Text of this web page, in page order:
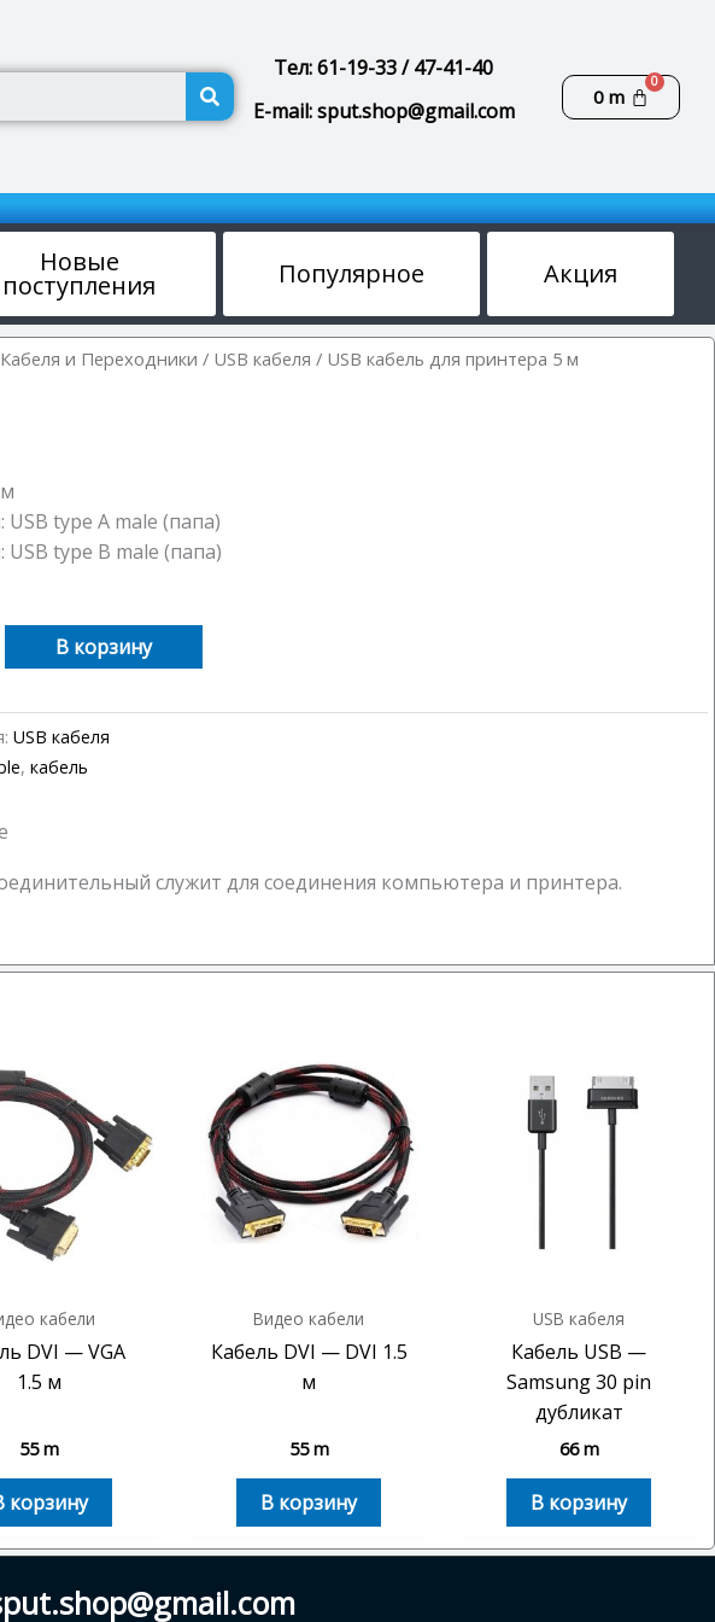
Поиск Тел: 61-19-33 / 47-41-40
E-mail: sput.shop@gmail.com
0m
Новые
поступления Популярное Акция
Кабеля и Переходники / USB кабеля / USB кабель для принтера 5 м
type A male (папа)
type B male (папа)
В корзину
USB кабеля
, кабель
служит для соединения компьютера и принтера.
кабели
DVI — VGA
1.5 м
55m
корзину
Видео кабели
Кабель DVI — DVI 1.5
м
55m
В корзину
USB кабеля
Кабель USB —
Samsung 30 pin
дубликат
66m
В корзину